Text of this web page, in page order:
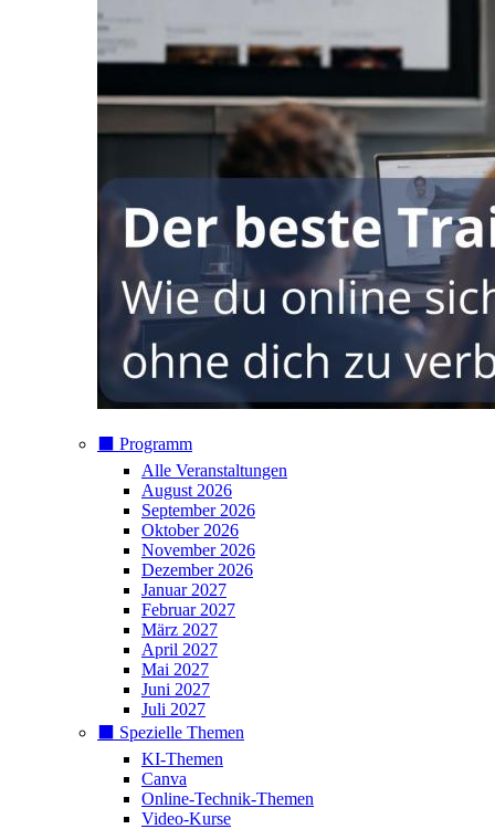
⬛️ Programm
Alle Veranstaltungen
August 2026
September 2026
Oktober 2026
November 2026
Dezember 2026
Januar 2027
Februar 2027
März 2027
April 2027
Mai 2027
Juni 2027
Juli 2027
⬛️ Spezielle Themen
KI-Themen
Canva
Online-Technik-Themen
Video-Kurse